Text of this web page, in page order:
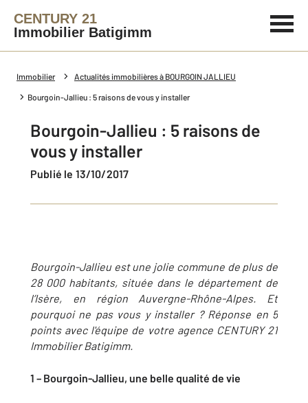
CENTURY 21
Immobilier Batigimm
Immobilier Actualités immobilières à BOURGOIN JALLIEU
Bourgoin-Jallieu : 5 raisons de vous y installer
Bourgoin-Jallieu : 5 raisons de
vous y installer
Publié le 13/10/2017
Bourgoin-Jallieu est une jolie commune de plus de
28 000 habitants, située dans le département de
l’Isère, en région Auvergne-Rhône-Alpes. Et
pourquoi ne pas vous y installer ? Réponse en 5
points avec l'équipe de votre agence CENTURY 21
Immobilier Batigimm.
1 – Bourgoin-Jallieu, une belle qualité de vie